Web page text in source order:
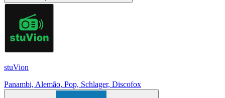
stuVion
Panambi, Alemão, Pop, Schlager, Discofox